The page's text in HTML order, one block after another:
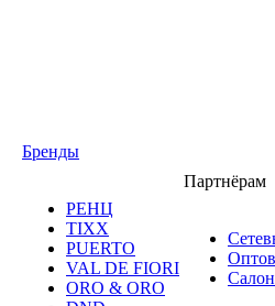
Бренды
РЕНЦ
TIXX
PUERTO
VAL DE FIORI
ORO & ORO
Партнёрам